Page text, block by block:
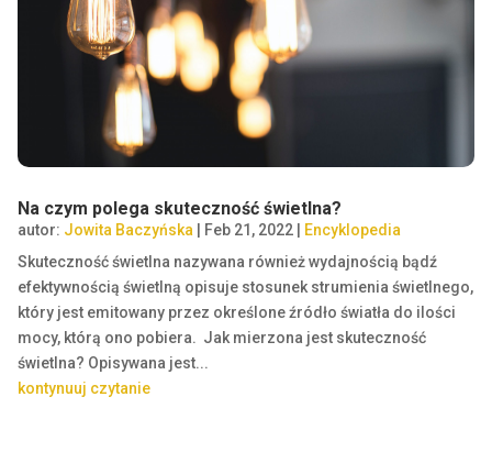
Na czym polega skuteczność świetlna?
autor: Jowita Baczyńska Feb 21, 2022|
Encyklopedia
Skuteczność świetlna nazywana również wydajnością bądź
efektywnością świetlną opisuje stosunek strumienia świetlnego,
który jest emitowany przez określone źródło światła do ilości
mocy, którą ono pobiera. Jak mierzona jest skuteczność
świetlna? Opisywana jest...
kontynuuj czytanie